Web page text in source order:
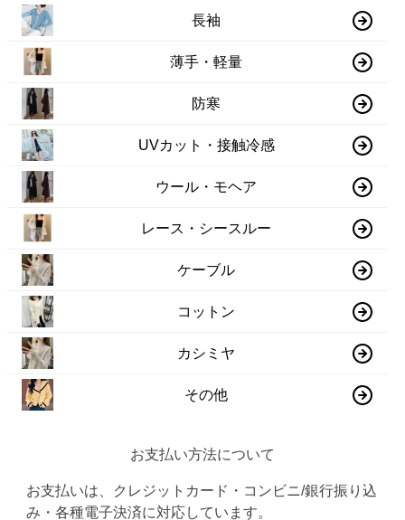
長袖
薄手・軽量
防寒
UVカット・接触冷感
ウール・モヘア
レース・シースルー
ケーブル
コットン
カシミヤ
その他
お支払い方法について
お支払いは、クレジットカード・コンビニ/銀行振り込
み・各種電子決済に対応しています。